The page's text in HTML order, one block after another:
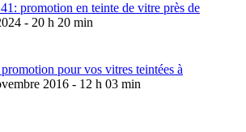
promotion en teinte de vitre près de
- 20 h 20 min
pour vos vitres teintées à
2016 - 12 h 03 min